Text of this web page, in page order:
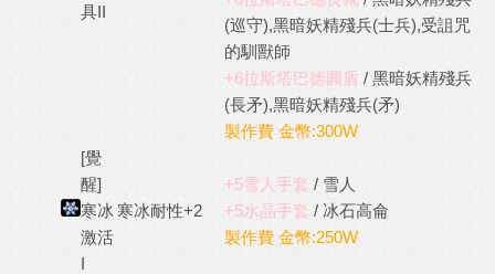
具II
(巡守),黑暗妖精殘兵(士兵),受詛咒
的馴獸師
+6拉斯塔巴德圓盾 / 黑暗妖精殘兵
(長矛),黑暗妖精殘兵(矛)
製作費 金幣:300W
[覺
醒]
寒冰
激活
I
寒冰耐性+2
+5雪人手套 / 雪人
+5水晶手套 / 冰石高侖
製作費 金幣:250W